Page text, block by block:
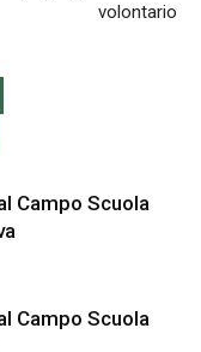
volontario
Campo Scuola
Campo Scuola